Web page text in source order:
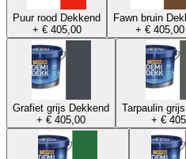
Puur rood Dekkend
+ € 405,00
Fawn bruin
+ € 405,00
Grafiet grijs Dekkend
+ € 405,00
Tarpaulin
+ €